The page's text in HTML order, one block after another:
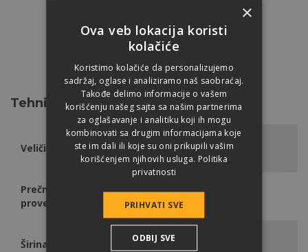
CRVENA
Tehničke podatke
Veličina 330 x 420 mm
Prečnik koji se može
provesti
100 mm
Širina pokrivanja 300 mm
×
Ova veb lokacija koristi
kolačiće
Koristimo kolačiće da personalizujemo
sadržaj, oglase i analiziramo naš saobraćaj.
Takođe delimo informacije o vašem
korišćenju našeg sajta sa našim partnerima
za oglašavanje i analitiku koji ih mogu
kombinovati sa drugim informacijama koje
ste im dali ili koje su oni prikupili vašim
korišćenjem njihovih usluga. Politika
privatnosti
PRIHVATI SVE
ODBIJ SVE